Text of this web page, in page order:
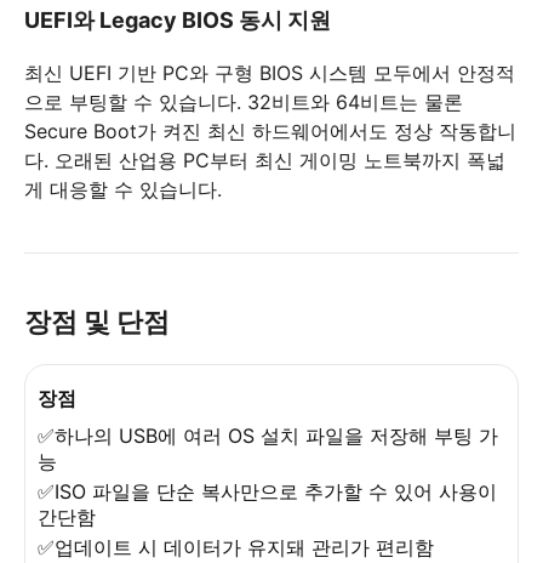
UEFI와 Legacy BIOS 동시 지원
최신 UEFI 기반 PC와 구형 BIOS 시스템 모두에서 안정적
으로 부팅할 수 있습니다. 32비트와 64비트는 물론
Secure Boot가 켜진 최신 하드웨어에서도 정상 작동합니
다. 오래된 산업용 PC부터 최신 게이밍 노트북까지 폭넓
게 대응할 수 있습니다.
장점 및 단점
장점
✅하나의 USB에 여러 OS 설치 파일을 저장해 부팅 가
능
✅ISO 파일을 단순 복사만으로 추가할 수 있어 사용이
간단함
✅업데이트 시 데이터가 유지돼 관리가 편리함